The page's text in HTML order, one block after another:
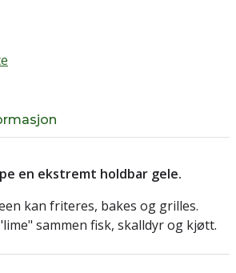
en ekstremt holdbar gele.
kan friteres, bakes og grilles.
sammen fisk, skalldyr og kjøtt.